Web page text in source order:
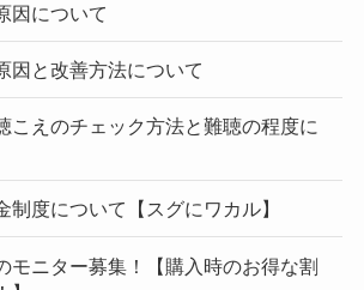
因について
因と改善方法について
こえのチェック方法と難聴の程度に
制度について【スグにワカル】
モニター募集！【購入時のお得な割